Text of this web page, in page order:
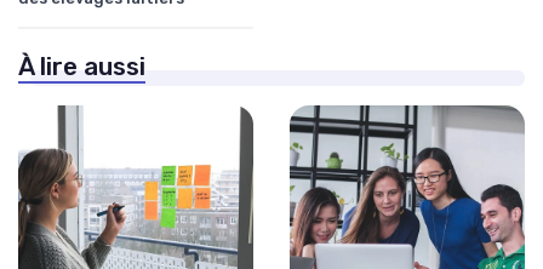
À lire aussi